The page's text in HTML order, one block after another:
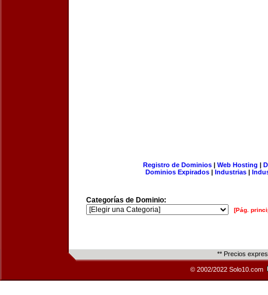
Registro de Dominios| Web Hosting |
Dominios Expirados | Industrias |
Categorías de Dominio:
[Pág.
** Precios
© 2002/2022 Solo10.com